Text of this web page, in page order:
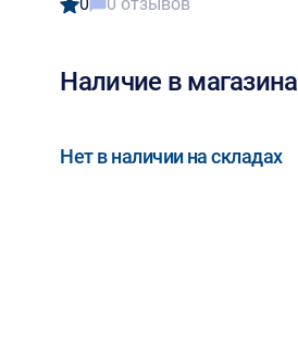
Наличие в
Нет в наличии на складах